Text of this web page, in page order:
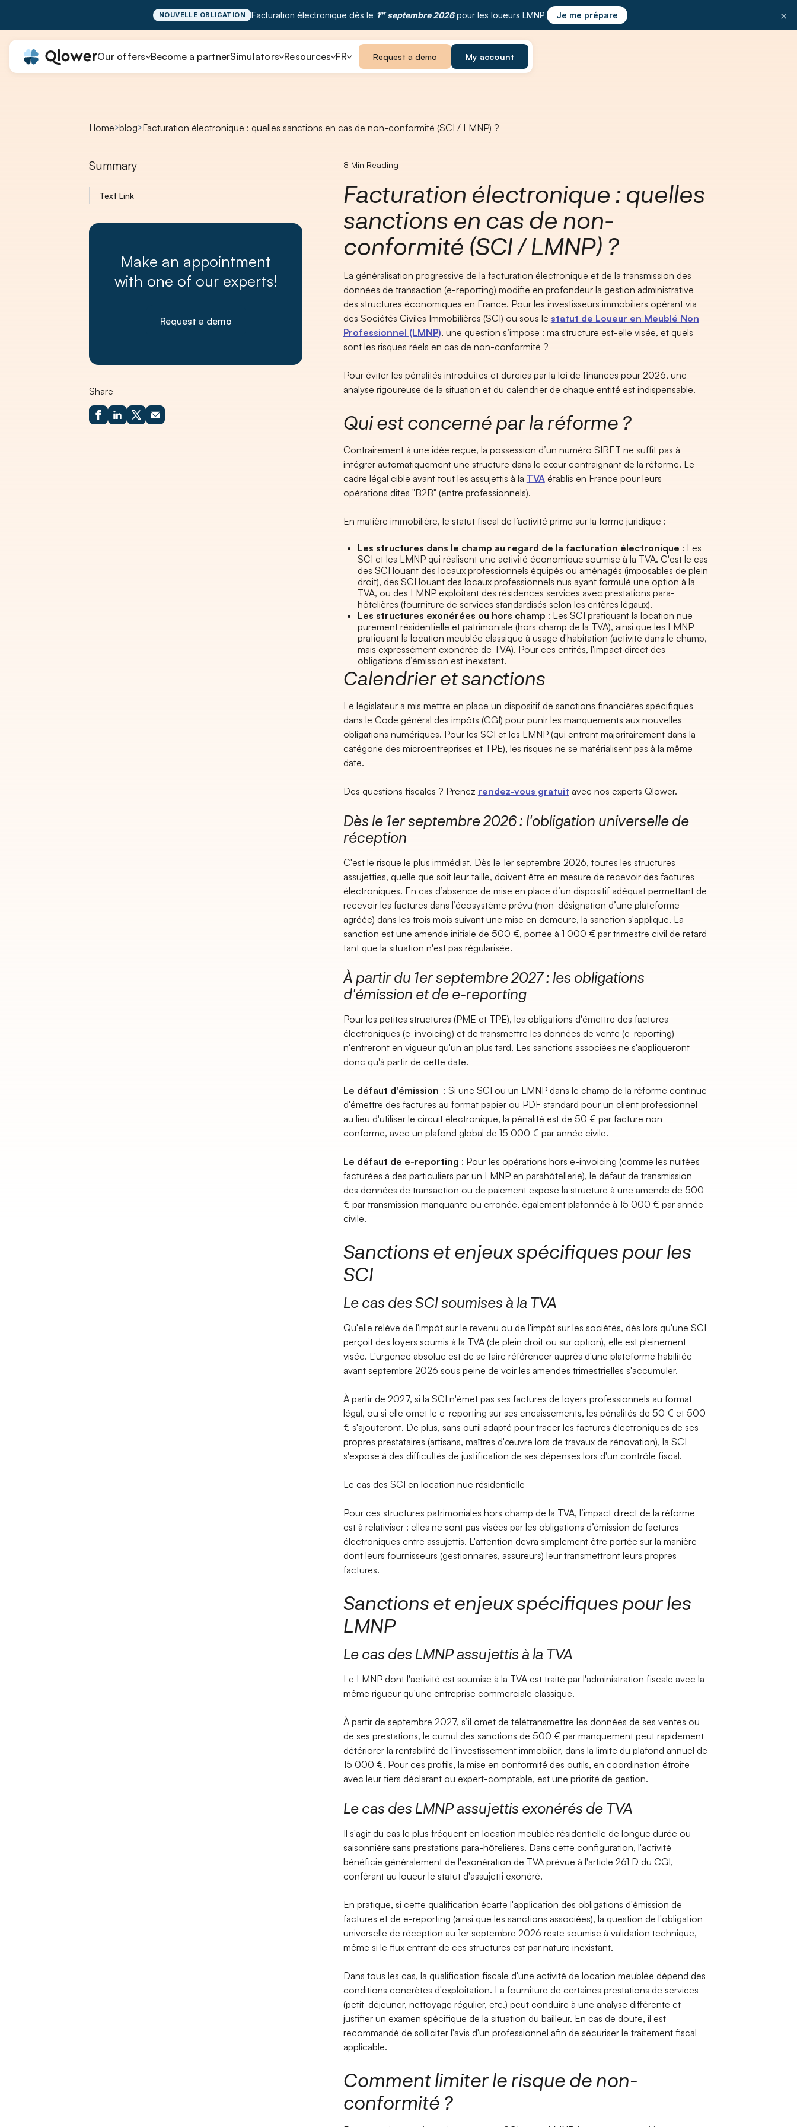
NOUVELLE OBLIGATION Facturation électronique dès le 1erseptembre 2026pour les loueurs LMNP. Je me prépare ×
Our offers Become a partnerSimulators Resources FR Request a demo My account
Home blog Facturation électronique : quelles sanctions en cas de non-conformité (SCI / LMNP) ?
Summary
Text Link
Make an appointment
with one of our experts!
Request a demo
Share
8 Min Reading
Facturation électronique : quelles
sanctions en cas de non-
conformité (SCI / LMNP) ?
La généralisation progressive de la facturation électronique et de la transmission des
données de transaction (e-reporting) modifie en profondeur la gestion administrative
des structures économiques en France. Pour les investisseurs immobiliers opérant via
des Sociétés Civiles Immobilières (SCI) ou sous le statut de Loueur en Meublé Non
Professionnel (LMNP), une question s’impose : ma structure est-elle visée, et quels
sont les risques réels en cas de non-conformité ?
Pour éviter les pénalités introduites et durcies par la loi de finances pour 2026, une
analyse rigoureuse de la situation et du calendrier de chaque entité est indispensable.
Qui est concerné par la réforme ?
Contrairement à une idée reçue, la possession d’un numéro SIRET ne suffit pas à
intégrer automatiquement une structure dans le cœur contraignant de la réforme. Le
cadre légal cible avant tout les assujettis à la TVAétablis en France pour leurs
opérations dites "B2B" (entre professionnels).
En matière immobilière, le statut fiscal de l’activité prime sur la forme juridique :
Les structures dans le champ au regard de la facturation électronique : Les
SCI et les LMNP qui réalisent une activité économique soumise à la TVA. C'est le cas
des SCI louant des locaux professionnels équipés ou aménagés (imposables de plein
droit), des SCI louant des locaux professionnels nus ayant formulé une option à la
TVA, ou des LMNP exploitant des résidences services avec prestations para-
hôtelières (fourniture de services standardisés selon les critères légaux).
Les structures exonérées ou hors champ : Les SCI pratiquant la location nue
purement résidentielle et patrimoniale (hors champ de la TVA), ainsi que les LMNP
pratiquant la location meublée classique à usage d'habitation (activité dans le champ,
mais expressément exonérée de TVA). Pour ces entités, l'impact direct des
obligations d’émission est inexistant.
Calendrier et sanctions
Le législateur a mis mettre en place un dispositif de sanctions financières spécifiques
dans le Code général des impôts (CGI) pour punir les manquements aux nouvelles
obligations numériques. Pour les SCI et les LMNP (qui entrent majoritairement dans la
catégorie des microentreprises et TPE), les risques ne se matérialisent pas à la même
date.
Des questions fiscales ? Prenez rendez-vous gratuit avec nos experts Qlower.
Dès le 1er septembre 2026 : l'obligation universelle de
réception
C'est le risque le plus immédiat. Dès le 1er septembre 2026, toutes les structures
assujetties, quelle que soit leur taille, doivent être en mesure de recevoir des factures
électroniques. En cas d’absence de mise en place d’un dispositif adéquat permettant de
recevoir les factures dans l’écosystème prévu (non-désignation d’une plateforme
agréée) dans les trois mois suivant une mise en demeure, la sanction s'applique. La
sanction est une amende initiale de 500 €, portée à 1 000 € par trimestre civil de retard
tant que la situation n'est pas régularisée.
À partir du 1er septembre 2027 : les obligations
d'émission et de e-reporting
Pour les petites structures (PME et TPE), les obligations d'émettre des factures
électroniques (e-invoicing) et de transmettre les données de vente (e-reporting)
n'entreront en vigueur qu'un an plus tard. Les sanctions associées ne s'appliqueront
donc qu'à partir de cette date.
Le défaut d'émission : Si une SCI ou un LMNP dans le champ de la réforme continue
d'émettre des factures au format papier ou PDF standard pour un client professionnel
au lieu d'utiliser le circuit électronique, la pénalité est de 50 € par facture non
conforme, avec un plafond global de 15 000 € par année civile.
Le défaut de e-reporting : Pour les opérations hors e-invoicing (comme les nuitées
facturées à des particuliers par un LMNP en parahôtellerie), le défaut de transmission
des données de transaction ou de paiement expose la structure à une amende de 500
€ par transmission manquante ou erronée, également plafonnée à 15 000 € par année
civile.
Sanctions et enjeux spécifiques pour les
SCI
Le cas des SCI soumises à la TVA
Qu'elle relève de l'impôt sur le revenu ou de l'impôt sur les sociétés, dès lors qu'une SCI
perçoit des loyers soumis à la TVA (de plein droit ou sur option), elle est pleinement
visée. L'urgence absolue est de se faire référencer auprès d'une plateforme habilitée
avant septembre 2026 sous peine de voir les amendes trimestrielles s'accumuler.
À partir de 2027, si la SCI n'émet pas ses factures de loyers professionnels au format
légal, ou si elle omet le e-reporting sur ses encaissements, les pénalités de 50 € et 500
€ s'ajouteront. De plus, sans outil adapté pour tracer les factures électroniques de ses
propres prestataires (artisans, maîtres d'œuvre lors de travaux de rénovation), la SCI
s'expose à des difficultés de justification de ses dépenses lors d'un contrôle fiscal.
Le cas des SCI en location nue résidentielle
Pour ces structures patrimoniales hors champ de la TVA, l’impact direct de la réforme
est à relativiser : elles ne sont pas visées par les obligations d’émission de factures
électroniques entre assujettis. L'attention devra simplement être portée sur la manière
dont leurs fournisseurs (gestionnaires, assureurs) leur transmettront leurs propres
factures.
Sanctions et enjeux spécifiques pour les
LMNP
Le cas des LMNP assujettis à la TVA
Le LMNP dont l'activité est soumise à la TVA est traité par l'administration fiscale avec la
même rigueur qu'une entreprise commerciale classique.
À partir de septembre 2027, s’il omet de télétransmettre les données de ses ventes ou
de ses prestations, le cumul des sanctions de 500 € par manquement peut rapidement
détériorer la rentabilité de l’investissement immobilier, dans la limite du plafond annuel de
15 000 €. Pour ces profils, la mise en conformité des outils, en coordination étroite
avec leur tiers déclarant ou expert-comptable, est une priorité de gestion.
Le cas des LMNP assujettis exonérés de TVA
Il s'agit du cas le plus fréquent en location meublée résidentielle de longue durée ou
saisonnière sans prestations para-hôtelières. Dans cette configuration, l'activité
bénéficie généralement de l'exonération de TVA prévue à l'article 261 D du CGI,
conférant au loueur le statut d'assujetti exonéré.
En pratique, si cette qualification écarte l'application des obligations d'émission de
factures et de e-reporting (ainsi que les sanctions associées), la question de l'obligation
universelle de réception au 1er septembre 2026 reste soumise à validation technique,
même si le flux entrant de ces structures est par nature inexistant.
Dans tous les cas, la qualification fiscale d'une activité de location meublée dépend des
conditions concrètes d'exploitation. La fourniture de certaines prestations de services
(petit-déjeuner, nettoyage régulier, etc.) peut conduire à une analyse différente et
justifier un examen spécifique de la situation du bailleur. En cas de doute, il est
recommandé de solliciter l'avis d'un professionnel afin de sécuriser le traitement fiscal
applicable.
Comment limiter le risque de non-
conformité ?